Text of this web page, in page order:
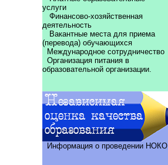
услуги
Финансово-хозяйственная
деятельность
Вакантные места для приема
(перевода) обучающихся
Международное сотрудничество
Организация питания в
образовательной организации.
Информация о проведении НОКО